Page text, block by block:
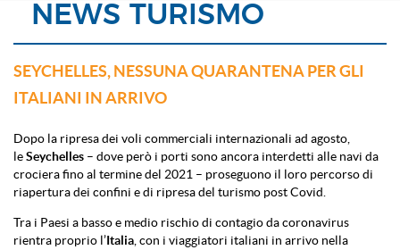
NEWS TURISMO
SEYCHELLES, NESSUNA QUARANTENA PER GLI
ITALIANI IN ARRIVO
Dopo la ripresa dei voli commerciali internazionali ad agosto,
leSeychelles – dove però i porti sono ancora interdetti alle navi da
crociera fino al termine del 2021 – proseguono il loro percorso di
riapertura dei confini e di ripresa del turismo post Covid.
Tra i Paesi a basso e medio rischio di contagio da coronavirus
rientra proprio l’Italia , con i viaggiatori italiani in arrivo nella